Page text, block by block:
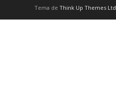
Tema de Think Up Themes Ltd